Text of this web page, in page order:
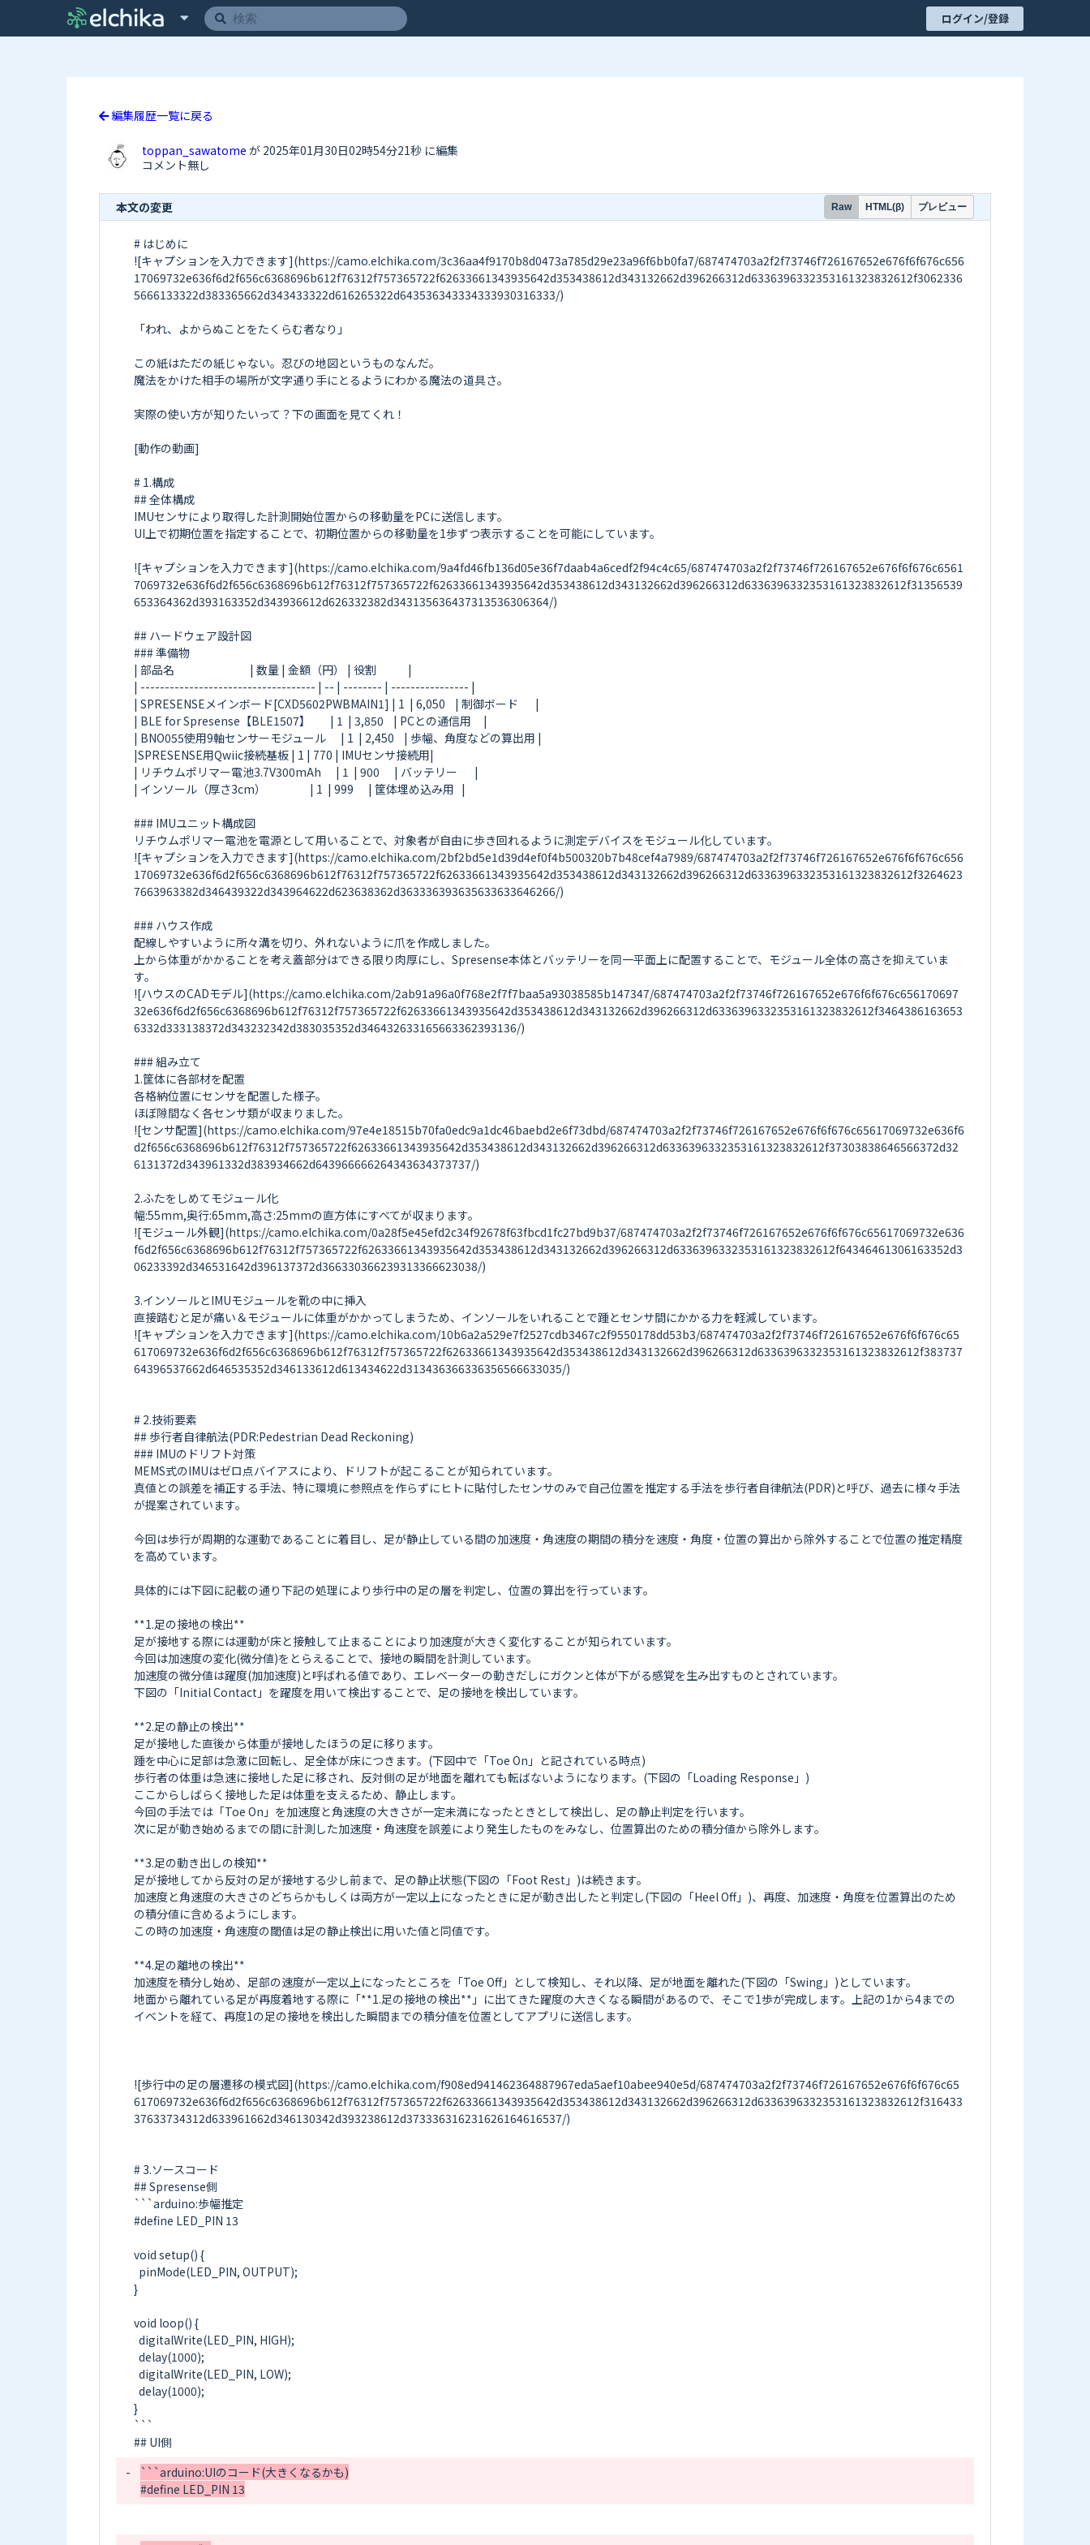
ログイン/登録
編集履歴一覧に戻る
toppan_sawatome が 2025年01月30日02時54分21秒 に編集
コメント無し
本文の変更 Raw HTML(β) プレビュー
# はじめに
![キャプションを入力できます](https://camo.elchika.com/3c36aa4f9170b8d0473a785d29e23a96f6bb0fa7/687474703a2f2f73746f726167652e676f6f676c656
17069732e636f6d2f656c6368696b612f76312f757365722f62633661343935642d353438612d343132662d396266312d6336396332353161323832612f3062336
5666133322d383365662d343433322d616265322d643536343334333930316333/)
「われ、よからぬことをたくらむ者なり」
この紙はただの紙じゃない。忍びの地図というものなんだ。
魔法をかけた相手の場所が文字通り手にとるようにわかる魔法の道具さ。
実際の使い方が知りたいって？下の画面を見てくれ！
[動作の動画]
# 1.構成
## 全体構成
IMUセンサにより取得した計測開始位置からの移動量をPCに送信します。
UI上で初期位置を指定することで、初期位置からの移動量を1歩ずつ表示することを可能にしています。
![キャプションを入力できます](https://camo.elchika.com/9a4fd46fb136d05e36f7daab4a6cedf2f94c4c65/687474703a2f2f73746f726167652e676f6f676c6561
7069732e636f6d2f656c6368696b612f76312f757365722f62633661343935642d353438612d343132662d396266312d6336396332353161323832612f31356539
653364362d393163352d343936612d626332382d343135636437313536306364/)
## ハードウェア設計図
### 準備物
| 部品名                               | 数量 | 金額（円） | 役割             |
| ------------------------------------ | -- | -------- | ---------------- |
| SPRESENSEメインボード[CXD5602PWBMAIN1] | 1  | 6,050    | 制御ボード       |
| BLE for Spresense【BLE1507】        | 1  | 3,850    | PCとの通信用     |
| BNO055使用9軸センサーモジュール      | 1  | 2,450    | 歩幅、角度などの算出用 |
|SPRESENSE用Qwiic接続基板 | 1 | 770 | IMUセンサ接続用|
| リチウムポリマー電池3.7V300mAh      | 1  | 900      | バッテリー       |
| インソール（厚さ3cm）                  | 1  | 999      | 筐体埋め込み用   |
### IMUユニット構成図
リチウムポリマー電池を電源として用いることで、対象者が自由に歩き回れるように測定デバイスをモジュール化しています。
![キャプションを入力できます](https://camo.elchika.com/2bf2bd5e1d39d4ef0f4b500320b7b48cef4a7989/687474703a2f2f73746f726167652e676f6f676c656
17069732e636f6d2f656c6368696b612f76312f757365722f62633661343935642d353438612d343132662d396266312d6336396332353161323832612f3264623
7663963382d346439322d343964622d623638362d363336393635633633646266/)
### ハウス作成
配線しやすいように所々溝を切り、外れないように爪を作成しました。
上から体重がかかることを考え蓋部分はできる限り肉厚にし、Spresense本体とバッテリーを同一平面上に配置することで、モジュール全体の高さを抑えていま
す。
![ハウスのCADモデル](https://camo.elchika.com/2ab91a96a0f768e2f7f7baa5a93038585b147347/687474703a2f2f73746f726167652e676f6f676c656170697
32e636f6d2f656c6368696b612f76312f757365722f62633661343935642d353438612d343132662d396266312d6336396332353161323832612f3464386163653
6332d333138372d343232342d383035352d346432633165663362393136/)
### 組み立て
1.筐体に各部材を配置
各格納位置にセンサを配置した様子。
ほぼ隙間なく各センサ類が収まりました。
![センサ配置](https://camo.elchika.com/97e4e18515b70fa0edc9a1dc46baebd2e6f73dbd/687474703a2f2f73746f726167652e676f6f676c65617069732e636f6
d2f656c6368696b612f76312f757365722f62633661343935642d353438612d343132662d396266312d6336396332353161323832612f37303838646566372d32
6131372d343961332d383934662d643966666264343634373737/)
2.ふたをしめてモジュール化
幅:55mm,奥行:65mm,高さ:25mmの直方体にすべてが収まります。
![モジュール外観](https://camo.elchika.com/0a28f5e45efd2c34f92678f63fbcd1fc27bd9b37/687474703a2f2f73746f726167652e676f6f676c65617069732e636
f6d2f656c6368696b612f76312f757365722f62633661343935642d353438612d343132662d396266312d6336396332353161323832612f64346461306163352d3
06233392d346531642d396137372d366330366239313366623038/)
3.インソールとIMUモジュールを靴の中に挿入
直接踏むと足が痛い＆モジュールに体重がかかってしまうため、インソールをいれることで踵とセンサ間にかかる力を軽減しています。
![キャプションを入力できます](https://camo.elchika.com/10b6a2a529e7f2527cdb3467c2f9550178dd53b3/687474703a2f2f73746f726167652e676f6f676c65
617069732e636f6d2f656c6368696b612f76312f757365722f62633661343935642d353438612d343132662d396266312d6336396332353161323832612f383737
64396537662d646535352d346133612d613434622d313436366336356566633035/)
# 2.技術要素
## 歩行者自律航法(PDR:Pedestrian Dead Reckoning)
### IMUのドリフト対策
MEMS式のIMUはゼロ点バイアスにより、ドリフトが起こることが知られています。
真値との誤差を補正する手法、特に環境に参照点を作らずにヒトに貼付したセンサのみで自己位置を推定する手法を歩行者自律航法(PDR)と呼び、過去に様々手法
が提案されています。
今回は歩行が周期的な運動であることに着目し、足が静止している間の加速度・角速度の期間の積分を速度・角度・位置の算出から除外することで位置の推定精度
を高めています。
具体的には下図に記載の通り下記の処理により歩行中の足の層を判定し、位置の算出を行っています。
**1.足の接地の検出**
足が接地する際には運動が床と接触して止まることにより加速度が大きく変化することが知られています。
今回は加速度の変化(微分値)をとらえることで、接地の瞬間を計測しています。
加速度の微分値は躍度(加加速度)と呼ばれる値であり、エレベーターの動きだしにガクンと体が下がる感覚を生み出すものとされています。
下図の「Initial Contact」を躍度を用いて検出することで、足の接地を検出しています。
**2.足の静止の検出**
足が接地した直後から体重が接地したほうの足に移ります。
踵を中心に足部は急激に回転し、足全体が床につきます。(下図中で「Toe On」と記されている時点)
歩行者の体重は急速に接地した足に移され、反対側の足が地面を離れても転ばないようになります。(下図の「Loading Response」)
ここからしばらく接地した足は体重を支えるため、静止します。
今回の手法では「Toe On」を加速度と角速度の大きさが一定未満になったときとして検出し、足の静止判定を行います。
次に足が動き始めるまでの間に計測した加速度・角速度を誤差により発生したものをみなし、位置算出のための積分値から除外します。
**3.足の動き出しの検知**
足が接地してから反対の足が接地する少し前まで、足の静止状態(下図の「Foot Rest」)は続きます。
加速度と角速度の大きさのどちらかもしくは両方が一定以上になったときに足が動き出したと判定し(下図の「Heel Off」)、再度、加速度・角度を位置算出のため
の積分値に含めるようにします。
この時の加速度・角速度の閾値は足の静止検出に用いた値と同値です。
**4.足の離地の検出**
加速度を積分し始め、足部の速度が一定以上になったところを「Toe Off」として検知し、それ以降、足が地面を離れた(下図の「Swing」)としています。
地面から離れている足が再度着地する際に「**1.足の接地の検出**」に出てきた躍度の大きくなる瞬間があるので、そこで1歩が完成します。上記の1から4までの
イベントを経て、再度1の足の接地を検出した瞬間までの積分値を位置としてアプリに送信します。
![歩行中の足の層遷移の模式図](https://camo.elchika.com/f908ed941462364887967eda5aef10abee940e5d/687474703a2f2f73746f726167652e676f6f676c65
617069732e636f6d2f656c6368696b612f76312f757365722f62633661343935642d353438612d343132662d396266312d6336396332353161323832612f316433
37633734312d633961662d346130342d393238612d373336316231626164616537/)
# 3.ソースコード
## Spresense側
```arduino:歩幅推定
#define LED_PIN 13
void setup() {
}
void loop() {
}
```
-
```arduino:UIのコード(大きくなるかも)